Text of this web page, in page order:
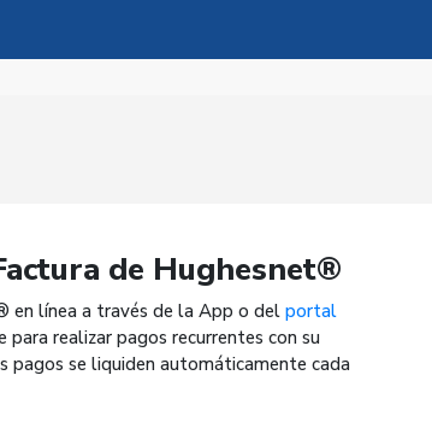
de Hughesnet®
en línea a través de la App o delportal
para realizar pagos recurrentes con su
se liquiden automáticamente cada